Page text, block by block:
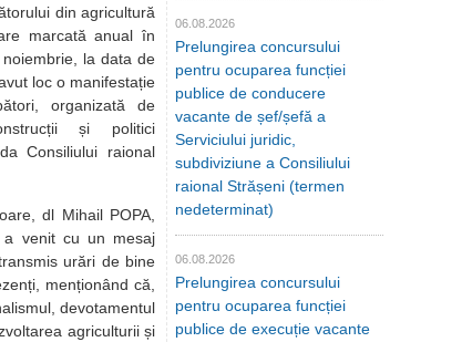
din agricultură
marcată anual în
la data de
loc o manifestație
organizată de
și politici
Consiliului raional
dl Mihail POPA,
a venit cu un mesaj
urări de bine
menționând că,
devotamentul
agriculturii și
06.08.2026
Prelungirea concursului
pentru ocuparea funcției
publice de conducere
vacante de șef/șefă a
Serviciului juridic,
subdiviziune a Consiliului
raional Strășeni (termen
nedeterminat)
06.08.2026
Prelungirea concursului
pentru ocuparea funcției
publice de execuție vacante